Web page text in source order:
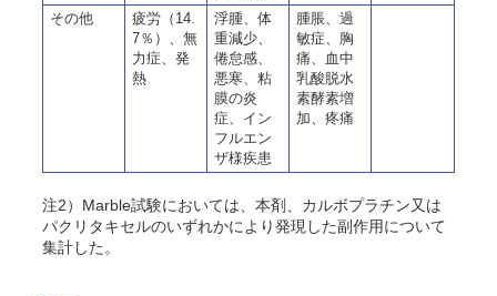
その他
疲労（14.
7％）、無
力症、発
熱
浮腫、体
重減少、
倦怠感、
悪寒、粘
膜の炎
症、イン
フルエン
ザ様疾患
腫脹、過
敏症、胸
痛、血中
乳酸脱水
素酵素増
加、疼痛
注2）Marble試験においては、本剤、カルボプラチン又は
パクリタキセルのいずれかにより発現した副作用について
集計した。